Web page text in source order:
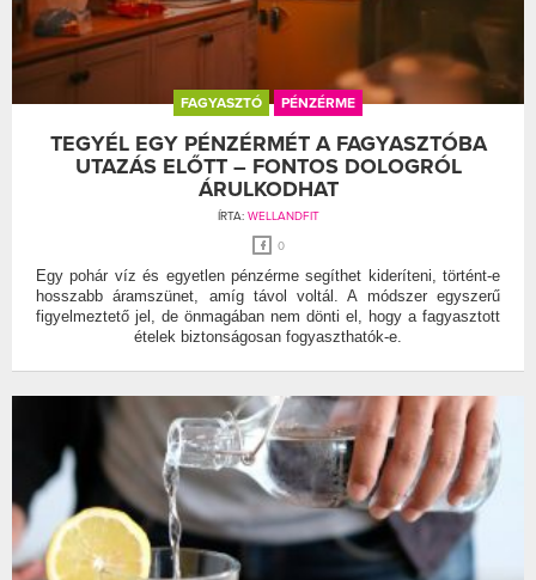
FAGYASZTÓ PÉNZÉRME
TEGYÉL EGY PÉNZÉRMÉT A FAGYASZTÓBA
UTAZÁS ELŐTT – FONTOS DOLOGRÓL
ÁRULKODHAT
ÍRTA: WELLANDFIT
0
Egy pohár víz és egyetlen pénzérme segíthet kideríteni, történt-e
hosszabb áramszünet, amíg távol voltál. A módszer egyszerű
figyelmeztető jel, de önmagában nem dönti el, hogy a fagyasztott
ételek biztonságosan fogyaszthatók-e.